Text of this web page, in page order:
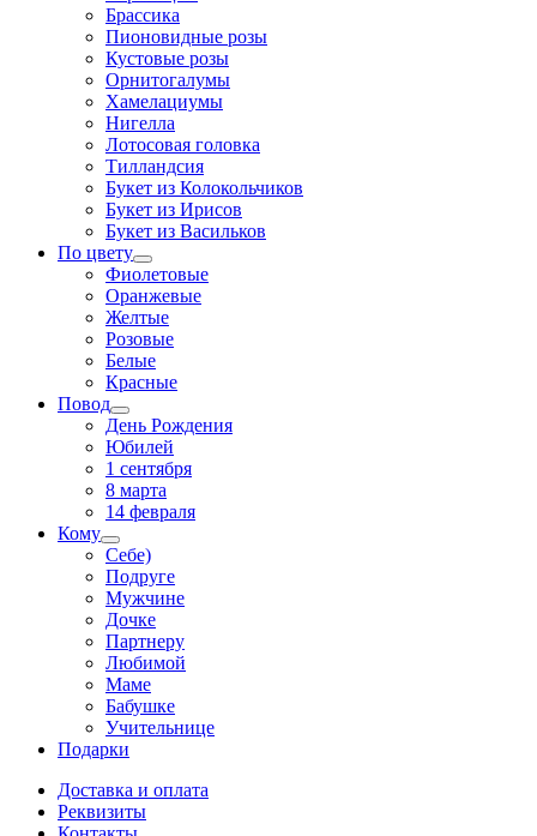
Брассика
Пионовидные розы
Кустовые розы
Орнитогалумы
Хамелациумы
Нигелла
Лотосовая головка
Тилландсия
Букет из Колокольчиков
Букет из Ирисов
Букет из Васильков
По цвету
Фиолетовые
Оранжевые
Желтые
Розовые
Белые
Красные
Повод
День Рождения
Юбилей
1 сентября
8 марта
14 февраля
Кому
Себе)
Подруге
Мужчине
Дочке
Партнеру
Любимой
Маме
Бабушке
Учительнице
Подарки
Доставка и оплата
Реквизиты